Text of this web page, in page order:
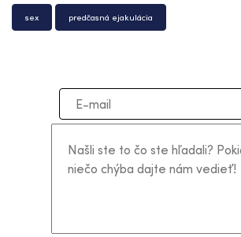
sex predčasná ejakulácia